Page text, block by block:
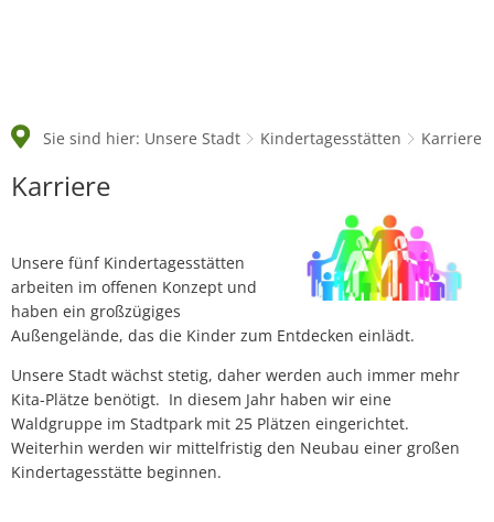
Sie sind hier: Unsere Stadt Kindertagesstätten Karriere
Karriere
Karriere
Unsere fünf Kindertagesstätten
arbeiten im offenen Konzept und
haben ein großzügiges
Außengelände, das die Kinder zum Entdecken einlädt.
Unsere Stadt wächst stetig, daher werden auch immer mehr
Kita-Plätze benötigt. In diesem Jahr haben wir eine
Waldgruppe im Stadtpark mit 25 Plätzen eingerichtet.
Weiterhin werden wir mittelfristig den Neubau einer großen
Kindertagesstätte beginnen.